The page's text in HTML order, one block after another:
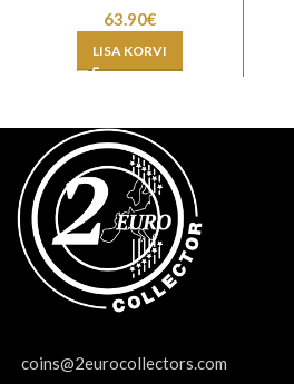
63.90€
LISA KORVI
coins@2eurocollectors.com